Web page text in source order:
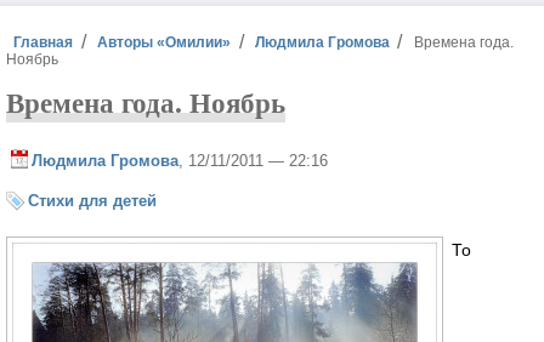
Вы здесь
Главная Авторы «Омилии» Людмила Громова
Времена года.
Ноябрь
Времена года. Ноябрь
Людмила Громова , 12/11/2011 — 22:16
Стихи для детей
То